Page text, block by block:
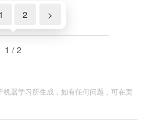
1 2 >
1 / 2
器学习所生成，如有任何问题，可在页